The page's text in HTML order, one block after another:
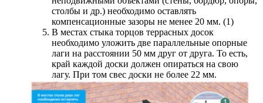
столбы и др.) необходимо оставлять
компенсационные зазоры не менее 20 мм. (1)
В местах стыка торцов террасных досок
необходимо уложить две параллельные опорные
лаги на расстоянии 50 мм друг от друга. То есть,
край каждой доски должен опираться на свою
лагу. При том свес доски не более 22 мм.